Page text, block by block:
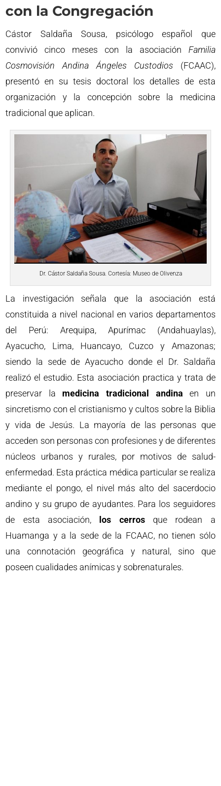
con la Congregación
Cástor Saldaña Sousa, psicólogo español que
convivió cinco meses con la asociación Familia
Cosmovisión Andina Ángeles Custodios (FCAAC),
presentó en su tesis doctoral los detalles de esta
organización y la concepción sobre la medicina
tradicional que aplican.
Dr. Cástor Saldaña Sousa. Cortesía: Museo de Olivenza
La investigación señala que la asociación está
constituida a nivel nacional en varios departamentos
del Perú: Arequipa, Apurímac (Andahuaylas),
Ayacucho, Lima, Huancayo, Cuzco y Amazonas;
siendo la sede de Ayacucho donde el Dr. Saldaña
realizó el estudio. Esta asociación practica y trata de
preservar la medicina tradicional andina en un
sincretismo con el cristianismo y cultos sobre la Biblia
y vida de Jesús. La mayoría de las personas que
acceden son personas con profesiones y de diferentes
núcleos urbanos y rurales, por motivos de salud-
enfermedad. Esta práctica médica particular se realiza
mediante el pongo, el nivel más alto del sacerdocio
andino y su grupo de ayudantes. Para los seguidores
de esta asociación,
los cerrosque rodean a
Huamanga y a la sede de la FCAAC, no tienen sólo
una connotación geográfica y natural, sino que
poseen cualidades anímicas y sobrenaturales.